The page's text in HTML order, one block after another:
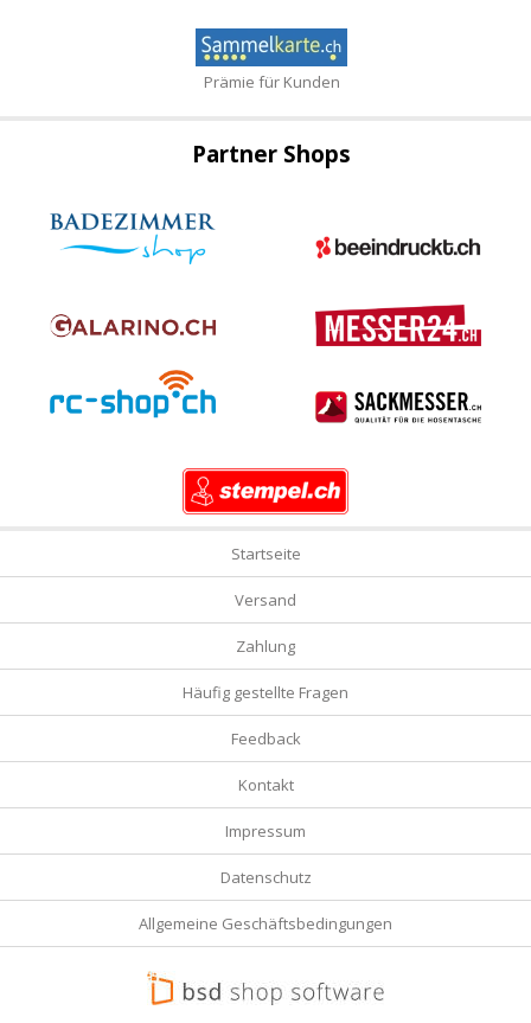
Prämie für Kunden
Partner Shops
Startseite
Versand
Zahlung
Häufig gestellte Fragen
Feedback
Kontakt
Impressum
Datenschutz
Allgemeine Geschäftsbedingungen